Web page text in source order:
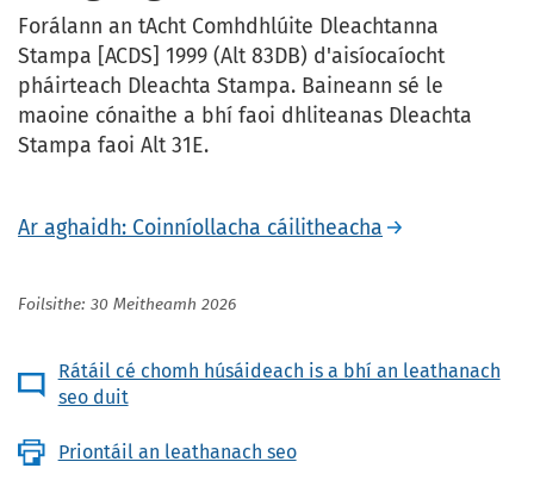
Forálann an tAcht Comhdhlúite Dleachtanna
Stampa [ACDS] 1999 (Alt 83DB) d'aisíocaíocht
pháirteach Dleachta Stampa. Baineann sé le
maoine cónaithe a bhí faoi dhliteanas Dleachta
Stampa faoi Alt 31E.
Ar aghaidh: Coinníollacha cáilitheacha
Foilsithe: 30 Meitheamh 2026
Rátáil cé chomh húsáideach is a bhí an leathanach
seo duit
Priontáil an leathanach seo